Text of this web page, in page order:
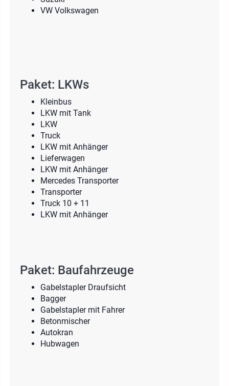
VW Volkswagen
Paket: LKWs
Kleinbus
LKW mit Tank
LKW
Truck
LKW mit Anhänger
Lieferwagen
LKW mit Anhänger
Mercedes Transporter
Transporter
Truck 10 + 11
LKW mit Anhänger
Paket: Baufahrzeuge
Gabelstapler Draufsicht
Bagger
Gabelstapler mit Fahrer
Betonmischer
Autokran
Hubwagen